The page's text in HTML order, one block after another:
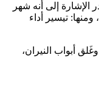
إلى أنه شهر
تيسير أداء
أبواب النيران،